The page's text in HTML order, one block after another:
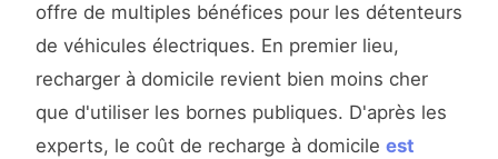
offre de multiples bénéfices pour les détenteurs
de véhicules électriques. En premier lieu,
recharger à domicile revient bien moins cher
que d'utiliser les bornes publiques. D'après les
experts, le coût de recharge à domicile est